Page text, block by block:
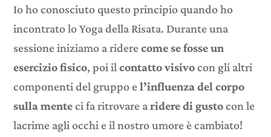
Io ho conosciuto questo principio quando ho
incontrato lo Yoga della Risata. Durante una
sessione iniziamo a riderecome se fosse un
esercizio fisico, poi ilcontatto visivocon gli altri
componenti del gruppo el’influenza del corpo
sulla menteci fa ritrovare aridere di gustocon le
lacrime agli occhi e il nostro umore è cambiato!